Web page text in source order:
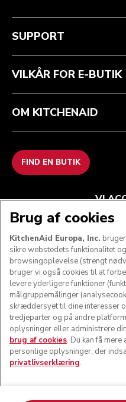
Health check
Spor din ordre
Garanti og dokumenter
Ofte stillede spørgsmål
Vilkår og betingelser
Returnering og refusion
Imprint
ODR
Mærket
Find en butik
SUPPORT
VILKÅR FOR E-BUTIK
OM KITCHENAID
FIND EN BUTIK
VI
Brug af cookies
KitchenAid Europa, Inc.
sikre webstedets funktionalitet
browsingoplevelse (strengt
bruger vi også cookies til at
levere yderligere funktioner
målgruppemålinger
skræddersyet til dine interesser
tredjeparter og på andre
oplysninger eller administrere
brug af cookies. Du kan få
personlige oplysninger, der
privatlivserklæring.